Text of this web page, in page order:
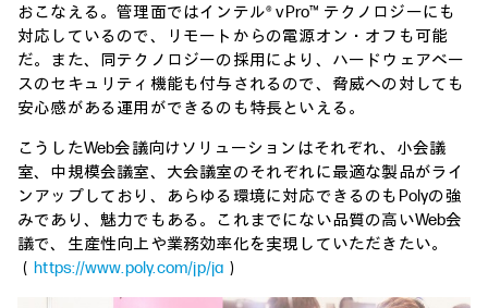
おこなえる。管理面ではインテル® vPro™ テクノロジーにも
対応しているので、リモートからの電源オン・オフも可能
だ。また、同テクノロジーの採用により、ハードウェアベー
スのセキュリティ機能も付与されるので、脅威への対しても
安心感がある運用ができるのも特長といえる。
こうしたWeb会議向けソリューションはそれぞれ、小会議
室、中規模会議室、大会議室のそれぞれに最適な製品がライ
ンアップしており、あらゆる環境に対応できるのもPolyの強
みであり、魅力でもある。これまでにない品質の高いWeb会
議で、生産性向上や業務効率化を実現していただきたい。
（https://www.poly.com/jp/ja ）